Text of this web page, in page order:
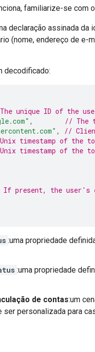
familiarize-se com
declaração assinada da
(nome, endereço de
decodificado:
unique ID of the
,
// The
,
//
timestamp of the
timestamp of the
present, the user's
:uma propriedade
:uma propriedade
de contas:um
ser personalizada para